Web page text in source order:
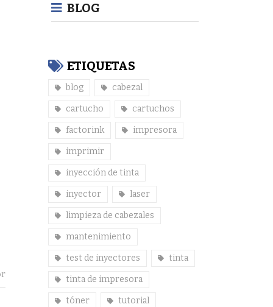
BLOG
ETIQUETAS
blog cabezal
cartucho cartuchos
factorink impresora
imprimir
inyección de tinta
inyector laser
limpieza de cabezales
mantenimiento
test de inyectores tinta
tinta de impresora
tóner tutorial